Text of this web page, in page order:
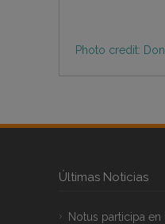
Photo credit:
Últimas Noticias
Notus participa en